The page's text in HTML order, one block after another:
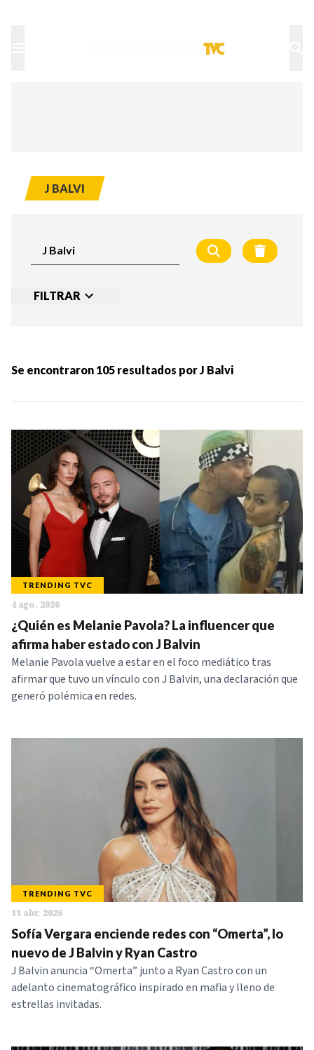
J BALVI
FILTRAR
MÁS RECIENTES
MENOS RECIENTES
Periodo:
IR
NOTICIAS
SERIES
Se encontraron 105 resultados porJ Balvi
TRENDING TVC
4 ago. 2026
¿Quién es Melanie Pavola? La influencer que
afirma haber estado con J Balvin
Melanie Pavola vuelve a estar en el foco mediático tras
afirmar que tuvo un vínculo con J Balvin, una declaración que
generó polémica en redes.
TRENDING TVC
11 abr. 2026
Sofía Vergara enciende redes con “Omerta”, lo
nuevo de J Balvin y Ryan Castro
J Balvin anuncia “Omerta” junto a Ryan Castro con un
adelanto cinematográfico inspirado en mafia y lleno de
estrellas invitadas.